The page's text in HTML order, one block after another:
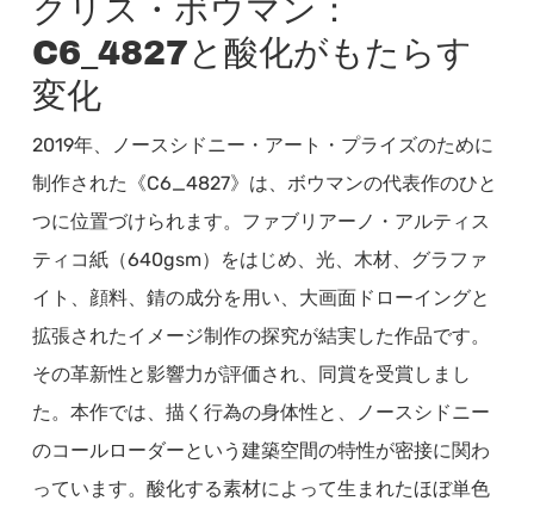
クリス・ボウマン：
C6_4827と酸化がもたらす
変化
2019年、ノースシドニー・アート・プライズのために
制作された《C6_4827》は、ボウマンの代表作のひと
つに位置づけられます。ファブリアーノ・アルティス
ティコ紙（640gsm）をはじめ、光、木材、グラファ
イト、顔料、錆の成分を用い、大画面ドローイングと
拡張されたイメージ制作の探究が結実した作品です。
その革新性と影響力が評価され、同賞を受賞しまし
た。本作では、描く行為の身体性と、ノースシドニー
のコールローダーという建築空間の特性が密接に関わ
っています。酸化する素材によって生まれたほぼ単色